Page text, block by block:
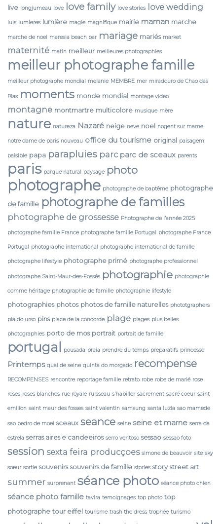
live longjumeau love love family love stories love wedding
luis lumieres lumière magie magnifique mairie maman marche
marche de noel maresia beach bar mariage mariés market
maternité matin meilleur meilleures photographies
meilleur photographe famille
meilleur photographe mondial melanie MEMBRE mer miradouro de Chao das
Pias moments monde mondial montage video
montagne montmartre multicolore musique mère
nature natureza Nazaré neige neve noel nogent sur marne
notre dame de paris nouveau office du tourisme original paisagem
paisible papa parapluies parc parc de sceaux parents
paris parque natural paysage photo
photographe photographe de baptême photographe
de famille photographe de familles
photographe de grossesse Photographe de l’année 2025
photographe famille France photographe famille Portugal photographe France
Portugal photographe international photographe international de famille
photographe lifestyle photographe primé photographe professionnel
photographe Saint-Maur-des-Fossés photographie photographie
comme héritage photographie de famille photographie lifestyle
photographies photos photos de famille naturelles phototgraphers
pia do urso pins place de la concorde plage plages plus belles
photographies porto de mos portrait portrait de famille
portugal pousada praia prendre du temps preparatifs princesse
Printemps quai de seine quinta do morgado recompense
RECOMPENSES rencontre reportage famille retrato robe robe de marié rose
roses roses blanches rue royale ruisseau s'habiller sacrement sacré coeur saint
emilion saint maur des fosses saint valentin samsung santa luzia sao mamede
sao pedro de moel sceaux seance seine seine et marne serra da
estrela serras aires e candeeiros serro ventoso sessao sessao foto
session sexta feira producçoes simone de beauvoir site sky
soeur sortie souvenirs souvenirs de famille stories story street art
summer surprenant séance photo séance photo chien
séance photo famille tavira temoignages top photo top
photographe tour eiffel tourisme trash the dress trophée turismo